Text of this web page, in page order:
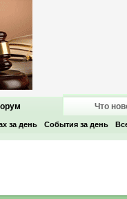
Что
за день События за день